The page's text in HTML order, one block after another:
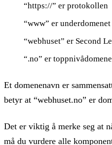
“https://” er protokollen
“www” er underdomenet
“webhuset” er Second
“.no” er
Et domenenavn er
betyr at “webhuset.no” er
Det er viktig å merke seg at
må du vurdere alle